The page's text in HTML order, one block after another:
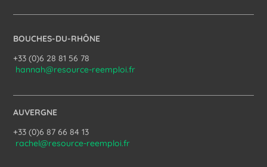
BOUCHES-DU-RHÔNE
+33 (0)6 28 81 56 78
hannah@resource-reemploi.fr
AUVERGNE
+33 (0)6 87 66 84 13
rachel@resource-reemploi.fr